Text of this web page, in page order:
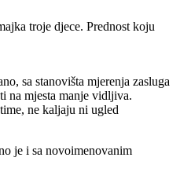
troje djece. Prednost koju
sa stanovišta mjerenja zasluga
na mjesta manje vidljiva.
ne kaljaju ni ugled
je i sa novoimenovanim